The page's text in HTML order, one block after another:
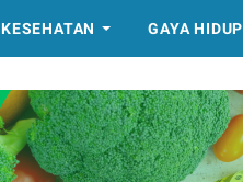
KESEHATAN GAYA HIDUP